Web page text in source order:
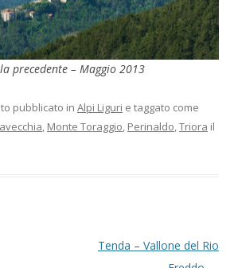
precedente – Maggio 2013
pubblicato in Alpi Liguri e taggato come
, Monte Toraggio, Perinaldo,Triora il
Tenda – Vallone del Rio